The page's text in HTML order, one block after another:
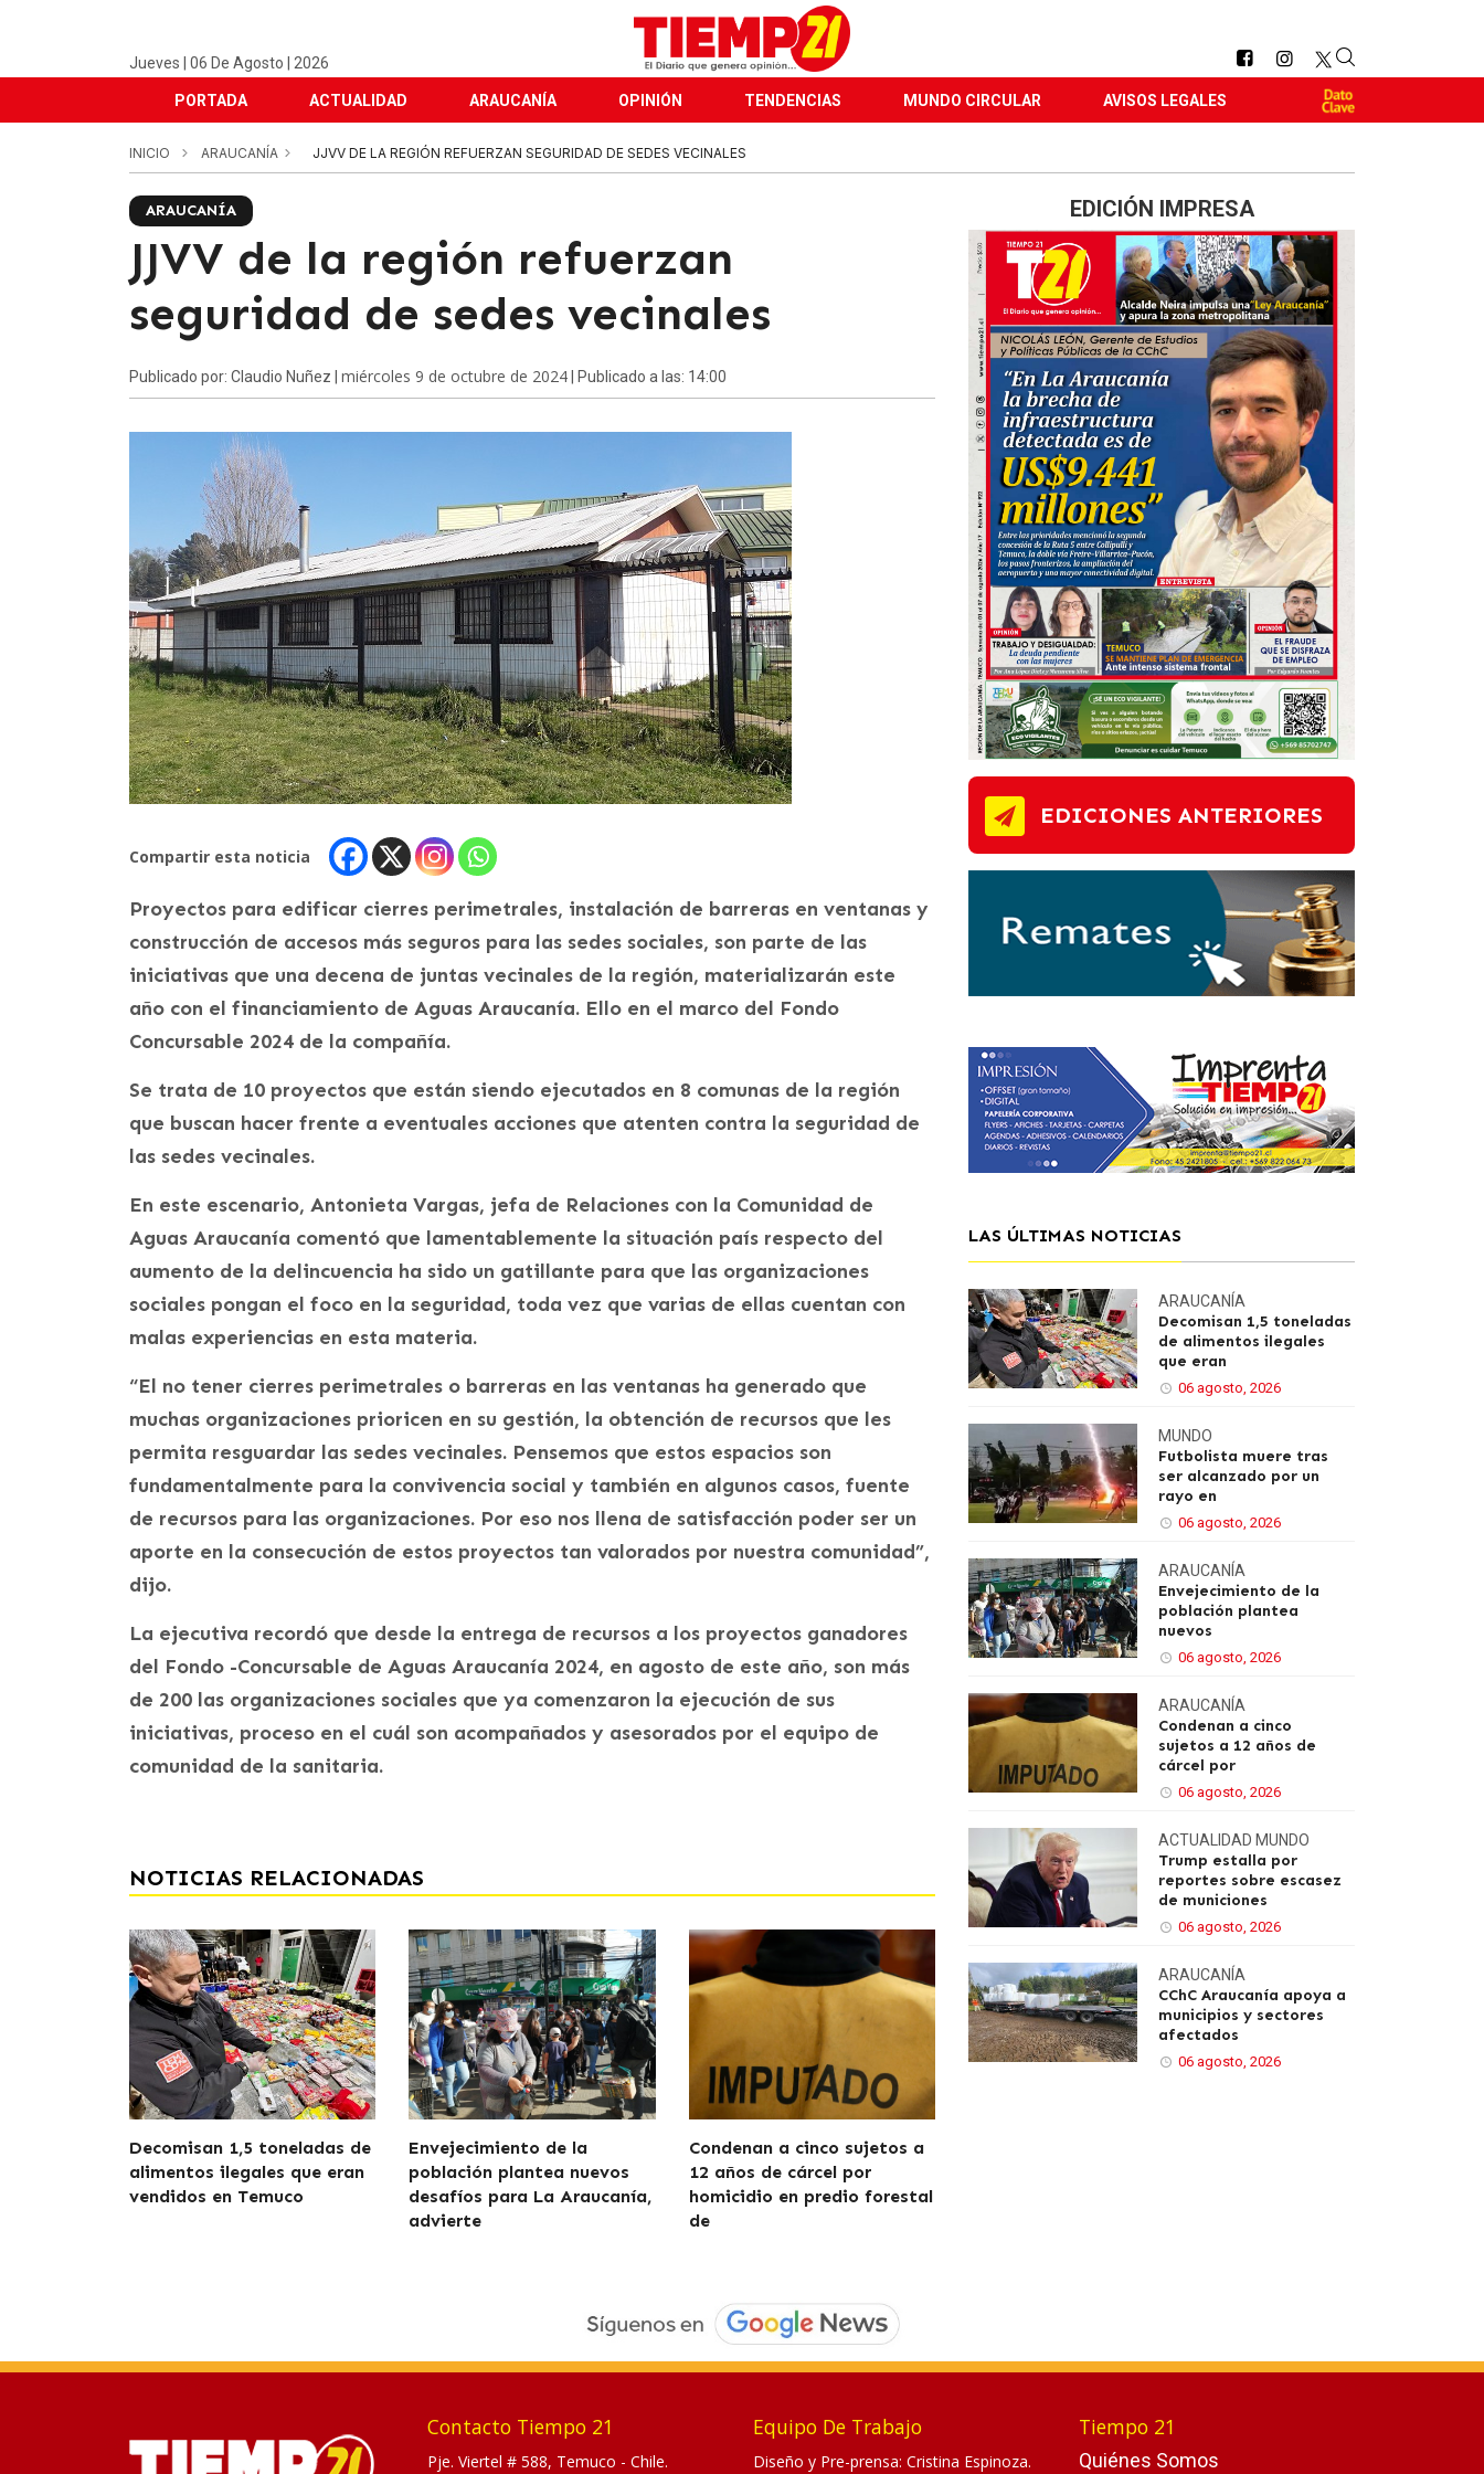
Jueves | 06 De Agosto | 2026
PORTADA ACTUALIDAD ARAUCANÍA OPINIÓN TENDENCIAS MUNDO CIRCULAR AVISOS LEGALES
INICIO ARAUCANÍA JJVV DE LA REGIÓN REFUERZAN SEGURIDAD DE SEDES VECINALES
ARAUCANÍA
JJVV de la región refuerzan
seguridad de sedes vecinales
Publicado por: Claudio Nuñez | miércoles 9 de octubre de 2024 | Publicado a las: 14:00
Compartir esta noticia
Proyectos para edificar cierres perimetrales, instalación de barreras en ventanas y
construcción de accesos más seguros para las sedes sociales, son parte de las
iniciativas que una decena de juntas vecinales de la región, materializarán este
año con el financiamiento de Aguas Araucanía. Ello en el marco del Fondo
Concursable 2024 de la compañía.
Se trata de 10 proyectos que están siendo ejecutados en 8 comunas de la región
que buscan hacer frente a eventuales acciones que atenten contra la seguridad de
las sedes vecinales.
En este escenario, Antonieta Vargas, jefa de Relaciones con la Comunidad de
Aguas Araucanía comentó que lamentablemente la situación país respecto del
aumento de la delincuencia ha sido un gatillante para que las organizaciones
sociales pongan el foco en la seguridad, toda vez que varias de ellas cuentan con
malas experiencias en esta materia.
“El no tener cierres perimetrales o barreras en las ventanas ha generado que
muchas organizaciones prioricen en su gestión, la obtención de recursos que les
permita resguardar las sedes vecinales. Pensemos que estos espacios son
fundamentalmente para la convivencia social y también en algunos casos, fuente
de recursos para las organizaciones. Por eso nos llena de satisfacción poder ser un
aporte en la consecución de estos proyectos tan valorados por nuestra comunidad”,
dijo.
La ejecutiva recordó que desde la entrega de recursos a los proyectos ganadores
del Fondo -Concursable de Aguas Araucanía 2024, en agosto de este año, son más
de 200 las organizaciones sociales que ya comenzaron la ejecución de sus
iniciativas, proceso en el cuál son acompañados y asesorados por el equipo de
comunidad de la sanitaria.
NOTICIAS RELACIONADAS
Decomisan 1,5 toneladas de
alimentos ilegales que eran
vendidos en Temuco
Envejecimiento de la
población plantea nuevos
desafíos para La Araucanía,
advierte
Condenan a cinco sujetos a
12 años de cárcel por
homicidio en predio forestal
de
EDICIÓN IMPRESA
EDICIONES ANTERIORES
LAS ÚLTIMAS NOTICIAS
ARAUCANÍA
Decomisan 1,5 toneladas
de alimentos ilegales
que eran
06 agosto, 2026
MUNDO
Futbolista muere tras
ser alcanzado por un
rayo en
06 agosto, 2026
ARAUCANÍA
Envejecimiento de la
población plantea
nuevos
06 agosto, 2026
ARAUCANÍA
Condenan a cinco
sujetos a 12 años de
cárcel por
06 agosto, 2026
ACTUALIDAD MUNDO
Trump estalla por
reportes sobre escasez
de municiones
06 agosto, 2026
ARAUCANÍA
CChC Araucanía apoya a
municipios y sectores
afectados
06 agosto, 2026
Contacto Tiempo 21
Pje. Viertel # 588, Temuco - Chile.
Equipo De Trabajo
Diseño y Pre-prensa: Cristina Espinoza.
Tiempo 21
Quiénes Somos